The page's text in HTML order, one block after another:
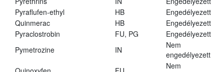
Pyraflufen-ethyl
HB
Engedélyezett
Quinmerac
HB
Engedélyezett
Pyraclostrobin
FU, PG
Engedélyezett
Pymetrozine
IN
Nem
engedélyezett
Nem